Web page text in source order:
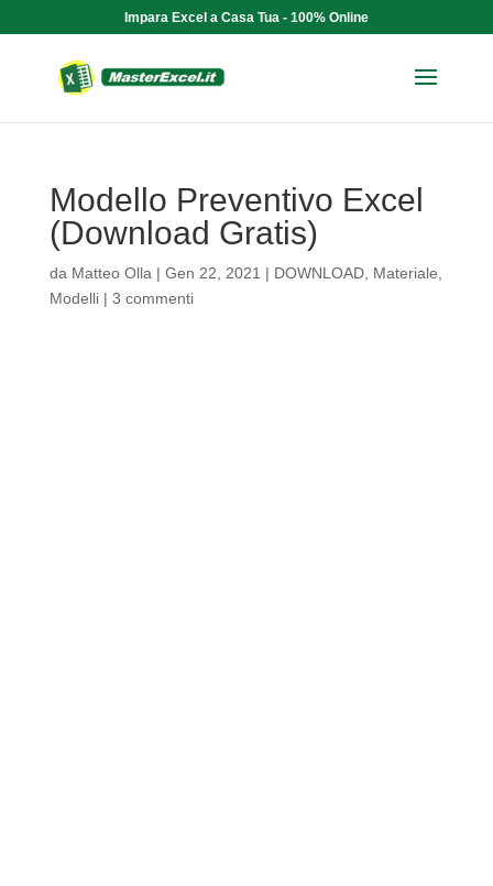
Impara Excel a Casa Tua - 100% Online
Modello Preventivo Excel
(Download Gratis)
da Matteo Olla | Gen 22, 2021 | DOWNLOAD, Materiale
Modelli| 3 commenti